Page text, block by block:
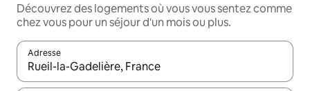
Découvrez des logements où vous vous sentez comme
chez vous pour un séjour d'un mois ou plus.
Adresse
Lorsque les résultats s'affichent, utilisez les flèches vers le